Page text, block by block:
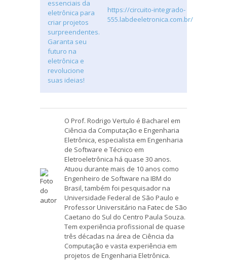
https://circuito-integrado-
555.labdeeletronica.com.br/
O Prof. Rodrigo Vertulo é Bacharel em
Ciência da Computação e Engenharia
Eletrônica, especialista em Engenharia
de Software e Técnico em
Eletroeletrônica há quase 30 anos.
Atuou durante mais de 10 anos como
Engenheiro de Software na IBM do
Brasil, também foi pesquisador na
Universidade Federal de São Paulo e
Professor Universitário na Fatec de São
Caetano do Sul do Centro Paula Souza.
Tem experiência profissional de quase
três décadas na área de Ciência da
Computação e vasta experiência em
projetos de Engenharia Eletrônica.